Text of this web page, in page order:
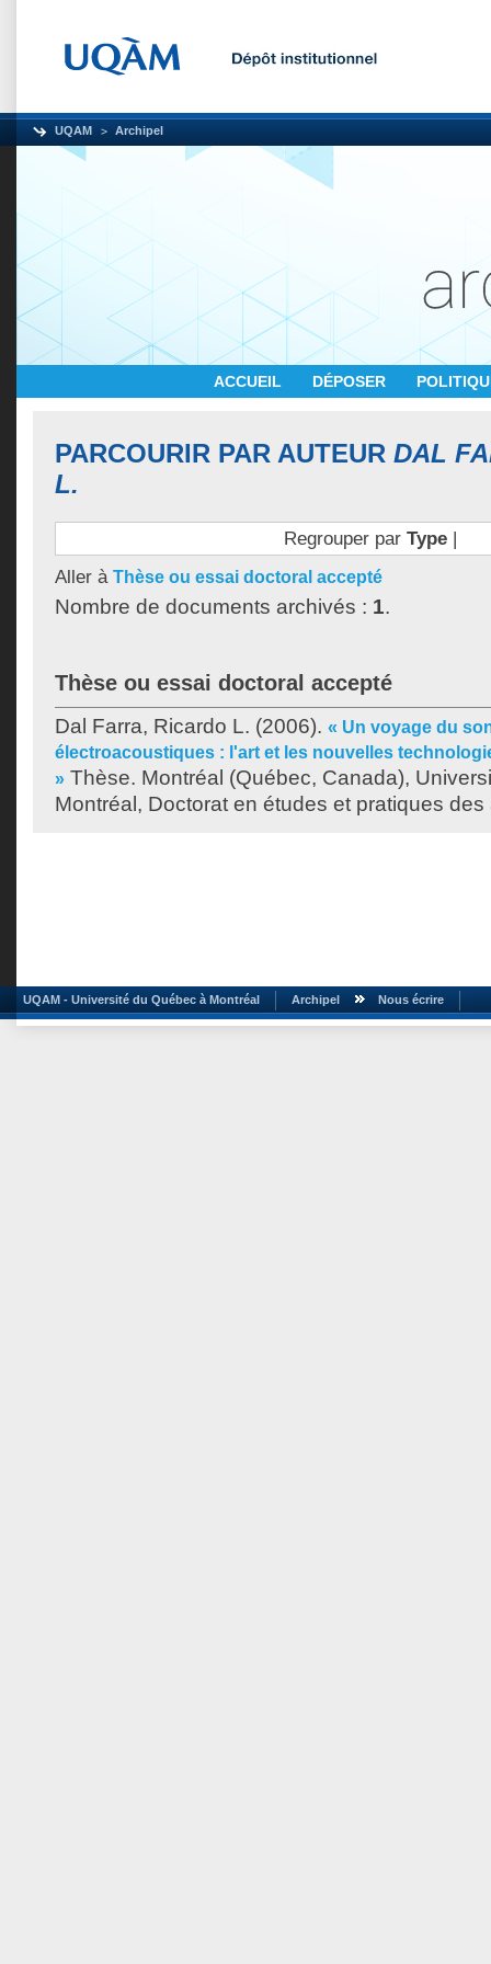
UQAM Archipel
ACCUEIL DÉPOSER
PARCOURIR PAR AUTEUR DAL
L.
Regrouper par Type|
Aller à Thèse ou essai doctoral accepté
Nombre de documents archivés : 1.
Thèse ou essai doctoral accepté
Dal Farra, Ricardo L. (2006). « Un voyage du
électroacoustiques : l'art et les nouvelles
» Thèse. Montréal (Québec, Canada),
Montréal, Doctorat en études et pratiques des
UQAM - Université du Québec à Montréal Archipel Nous écrire